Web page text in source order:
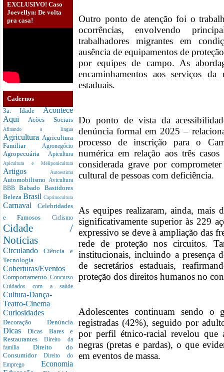
EXCLUSIVO! Caso
Joevellyn: De volta
pra casa!
Cadernos
3a. Idade Acontece
Aqui Acões Sociais
Afinando a língua
Agricultura Agricultura
Familiar Agronegócio
Agropecuária Apicultura
Apicultura e Meliponicultura
Artigos Autoestima
Automobilismo Avicultura
BBBBabado Bastidores
Beleza Brasil Caprinocultura
Carnaval Celebridades
e Famosos Ciclismo
Cidade /
Notícias
CirculandoCiência e
Tecnologia
Coberturas/Eventos
Comportamento Concurso
Cuidados com a saúde
Cultura-Dança-
Teatro-Cinema
Curiosidades
Decoração Denúncia
DicasDicas Bares e
RestaurantesDireito da
família Direito do
Consumidor Direito do
Emprego Economia
Outro ponto de atenção foi o
ocorrências, envolvendo
trabalhadores migrantes em
ausência de equipamentos de
por equipes de campo. As
encaminhamentos aos serviços
estaduais.
Do ponto de vista da
denúncia formal em 2025 –
processo de inscrição para o
numérica em relação aos três
considerada grave por
cultural de pessoas com deficiência.
As equipes realizaram, ainda, mais
significativamente superior às 229
expressivo se deve à ampliação das
rede de proteção nos circuitos.
institucionais, incluindo a presença
de secretários estaduais,
proteção dos direitos humanos no
Adolescentes continuam sendo o
registradas (42%), seguido por
por perfil étnico-racial revelou que
negras (pretas e pardas), o que
em eventos de massa.